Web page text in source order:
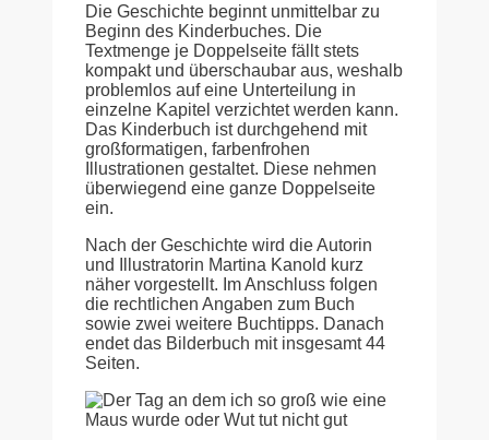
Die Geschichte beginnt unmittelbar zu
Beginn des Kinderbuches. Die
Textmenge je Doppelseite fällt stets
kompakt und überschaubar aus, weshalb
problemlos auf eine Unterteilung in
einzelne Kapitel verzichtet werden kann.
Das Kinderbuch ist durchgehend mit
großformatigen, farbenfrohen
Illustrationen gestaltet. Diese nehmen
überwiegend eine ganze Doppelseite
ein.
Nach der Geschichte wird die Autorin
und Illustratorin Martina Kanold kurz
näher vorgestellt. Im Anschluss folgen
die rechtlichen Angaben zum Buch
sowie zwei weitere Buchtipps. Danach
endet das Bilderbuch mit insgesamt 44
Seiten.